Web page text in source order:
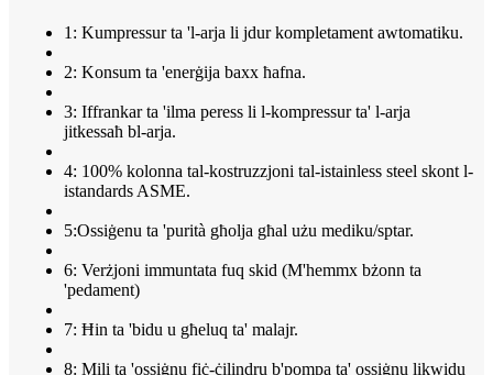
1: Kumpressur ta 'l-arja li jdur kompletament awtomatiku.
2: Konsum ta 'enerġija baxx ħafna.
3: Iffrankar ta 'ilma peress li l-kompressur ta' l-arja
jitkessaħ bl-arja.
4: 100% kolonna tal-kostruzzjoni tal-istainless steel skont l-
istandards ASME.
5:Ossiġenu ta 'purità għolja għal użu mediku/sptar.
6: Verżjoni immuntata fuq skid (M'hemmx bżonn ta
'pedament)
7: Ħin ta 'bidu u għeluq ta' malajr.
8: Mili ta 'ossiġnu fiċ-ċilindru b'pompa ta' ossiġnu likwidu